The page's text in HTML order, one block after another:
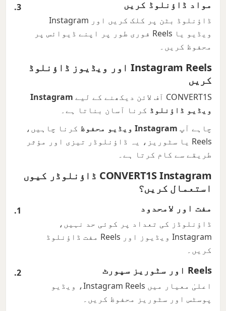
مواد ڈاؤنلوڈ کریں
ڈاؤنلوڈ بٹن پر کلک کریں اور Instagram
ویڈیو یا Reels فوری طور پر اپنے ڈیوائس پر
محفوظ کریں۔
Instagram Reels اور ویڈیوز ڈاؤنلوڈ
کریں
CONVERT1S آف لائن دیکھنے کے لیے
Instagram
ویڈیو ڈاؤنلوڈ کرنا آسان بناتا ہے۔
چاہے آپ Instagram ویڈیو محفوظ
کرنا چاہیں،
Reels یا سٹوریز، یہ ڈاؤنلوڈر تیزی اور مؤثر
طریقے سے کام کرتا ہے۔
CONVERT1S Instagram ڈاؤنلوڈر کیوں
استعمال کریں؟
مفت اور لامحدود
ڈاؤنلوڈز کی تعداد پر کوئی حد نہیں،
Instagram ویڈیوز اور Reels مفت ڈاؤنلوڈ
کریں۔
Reels اور سٹوریز سپورٹ
اعلیٰ معیار میں Instagram Reels، ویڈیو
پوسٹس اور سٹوریز محفوظ کریں۔